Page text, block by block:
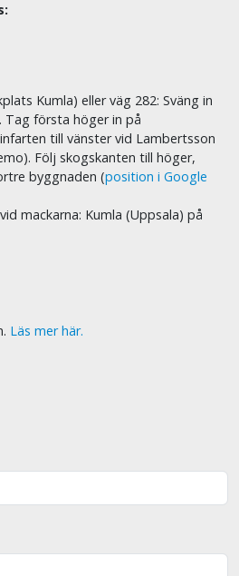
Kumla) eller väg 282: Sväng in
Tag första höger in på
till vänster vid Lambertsson
Följ skogskanten till höger,
byggnaden (position i Google
mackarna: Kumla (Uppsala) på
Läs mer här.